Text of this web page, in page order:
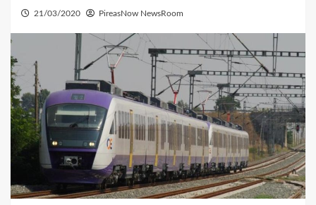
21/03/2020 PireasNow NewsRoom